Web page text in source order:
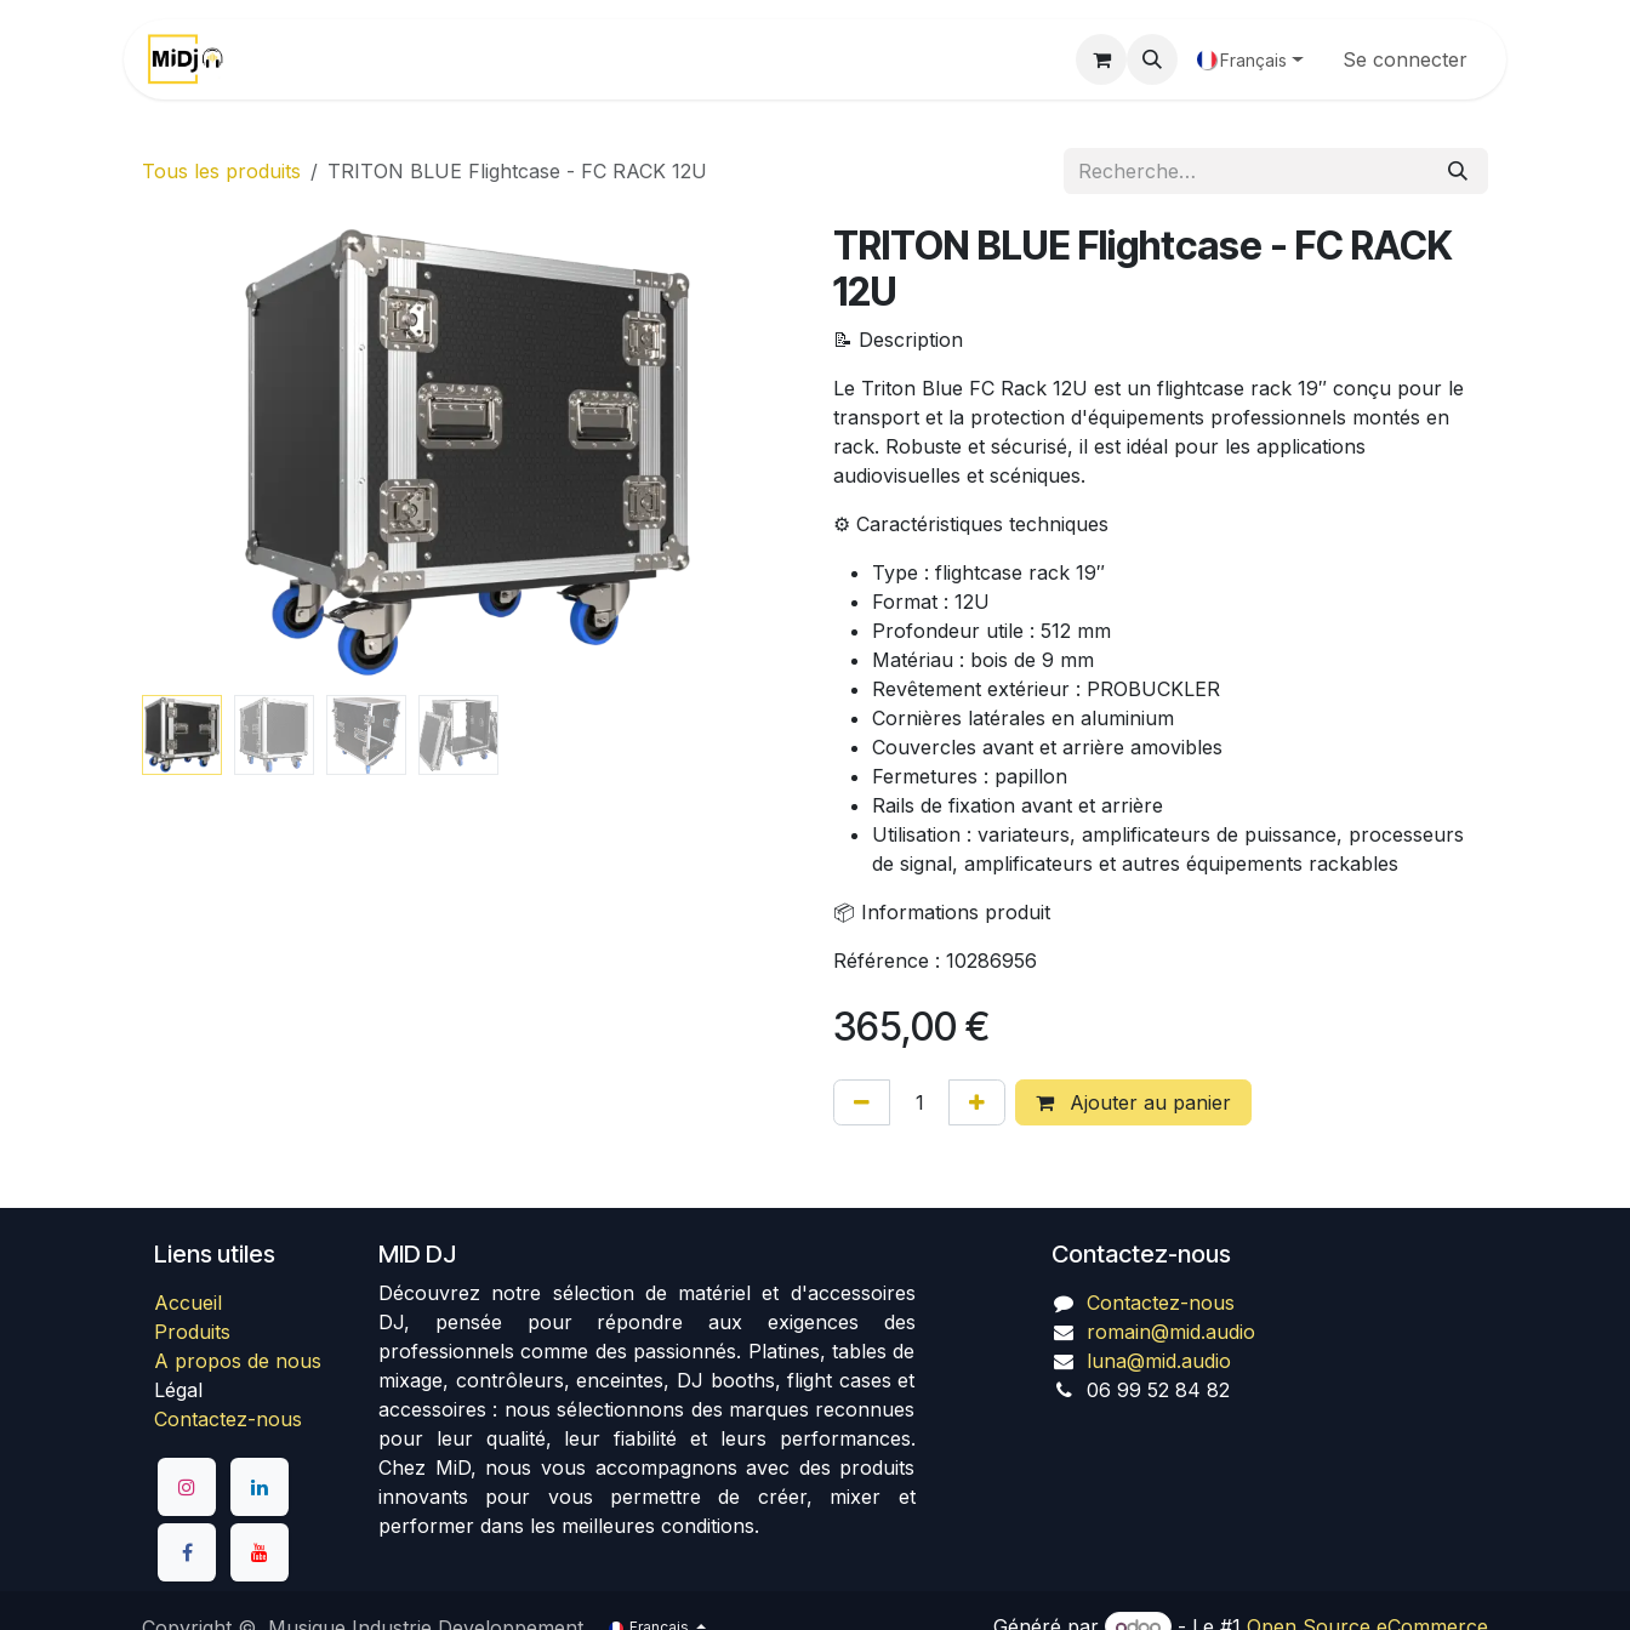
Galerie Français Se connecter
Tous les produits TRITON BLUE Flightcase - FC RACK 12U
TRITON BLUE Flightcase - FC RACK
12U
📝 Description
Le Triton Blue FC Rack 12U est un flightcase rack 19″ conçu pour le
transport et la protection d'équipements professionnels montés en
rack. Robuste et sécurisé, il est idéal pour les applications
audiovisuelles et scéniques.
⚙️ Caractéristiques techniques
Type : flightcase rack 19″
Format : 12U
Profondeur utile : 512 mm
Matériau : bois de 9 mm
Revêtement extérieur : PROBUCKLER
Cornières latérales en aluminium
Couvercles avant et arrière amovibles
Fermetures : papillon
Rails de fixation avant et arrière
Utilisation : variateurs, amplificateurs de puissance, processeurs
de signal, amplificateurs et autres équipements rackables
📦 Informations produit
Référence : 10286956
365,00 €
Ajouter au panier
Liens utiles
Accueil
Produits
A propos de nous
Légal
Contactez-nous
Contactez-nous
Contactez-nous
romain@mid.audio
luna@mid.audio
06 99 52 84 82
MID DJ
Découvrez notre sélection de matériel et d'accessoires
DJ, pensée pour répondre aux exigences des
professionnels comme des passionnés. Platines, tables de
mixage, contrôleurs, enceintes, DJ booths, flight cases et
accessoires : nous sélectionnons des marques reconnues
pour leur qualité, leur fiabilité et leurs performances.
Chez MiD, nous vous accompagnons avec des produits
innovants pour vous permettre de créer, mixer et
performer dans les meilleures conditions.